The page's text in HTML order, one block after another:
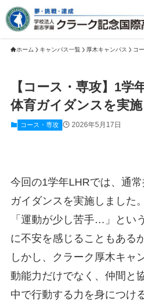
ホーム キャンパス一覧 厚木キャンパス コ
【コース・専攻】1学
体育ガイダンスを実
コース・専攻 2026年5月17日
今回の1学年LHRでは、通
ガイダンスを実施しました。
「運動が少し苦手…」とい
に不安を感じることもある
しかし、クラーク厚木キャ
動能力だけでなく、仲間と
中で行動する力を身につけ